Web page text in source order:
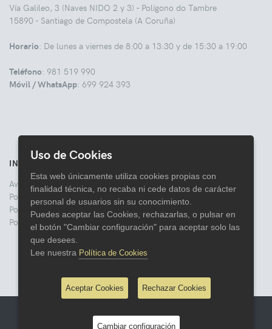
Vía Galileo, 3 (Naves NIDO 2 y 3) - Polígono do Tambre
15890 - Santiago de Compostela (A Coruña)
Horario: De lunes a viernes de 8:00 a 13:30 y de 15:30 a 19:00
Teléfono: 981 519 990
Móvil / WhatsApp: 699 924 393
INFORMACIÓN
Aviso legal
Politica de Privacidad
Política de Cookies
Política de Devoluciones
© 2026 Comercial Lata
Uso de Cookies
Esta web únicamente utiliza cookies propias con
finalidad técnica, no recaba ni cede datos de carácter
personal de usuarios sin su conocimiento.
Puedes aceptar las Cookies, rechazarlas, o pulsar en
el botón "Cambiar configuración" para aceptar solo las
que desees.
Lee nuestra Política de Cookies
Aceptar Cookies Rechazar Cookies
Cambiar configuración